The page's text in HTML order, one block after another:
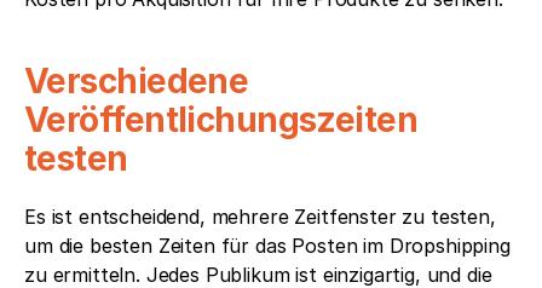
Verschiedene
Veröffentlichungszeiten
testen
Es ist entscheidend, mehrere Zeitfenster zu testen,
um die besten Zeiten für das Posten im Dropshipping
zu ermitteln. Jedes Publikum ist einzigartig, und die